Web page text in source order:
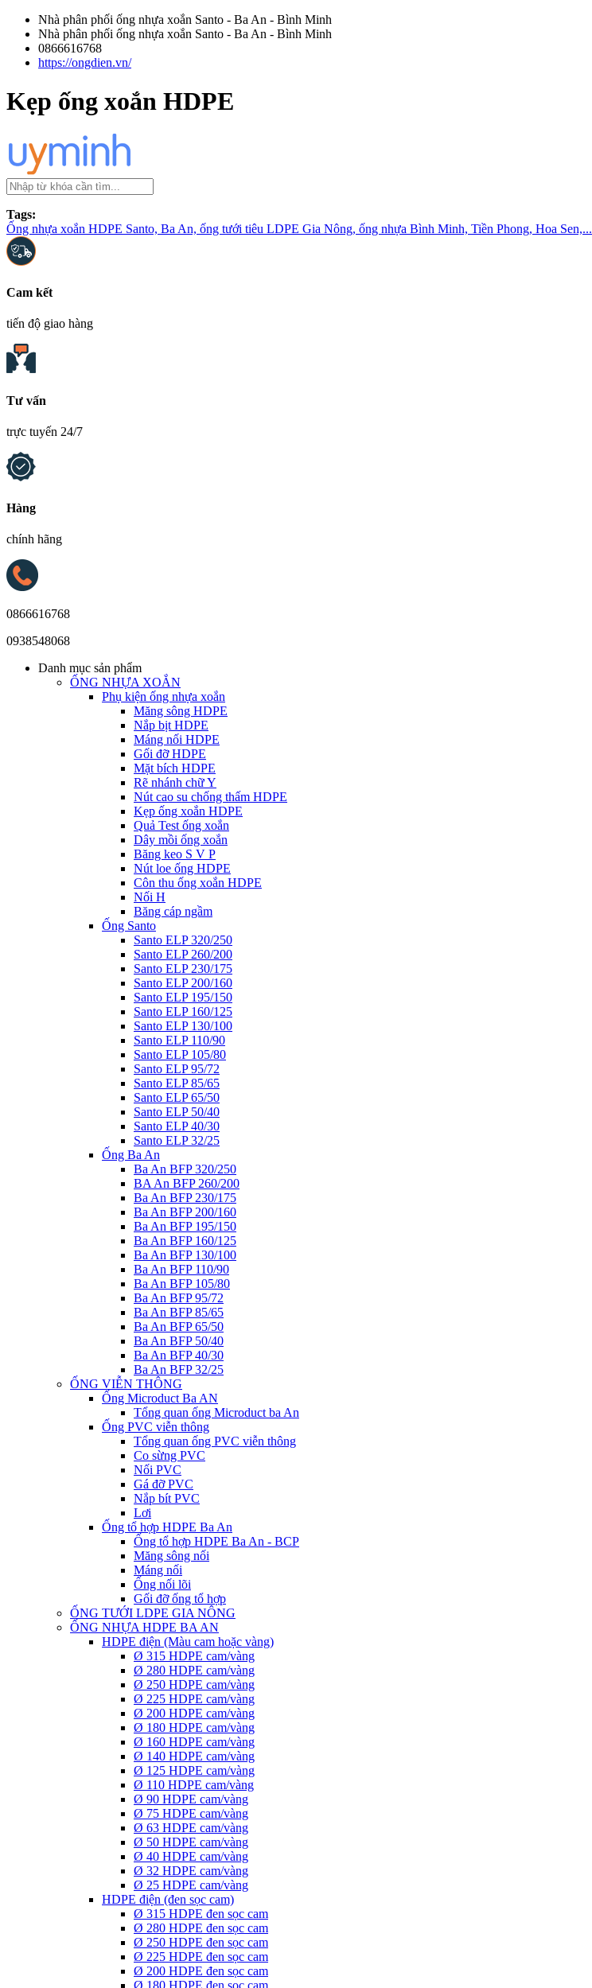
Nhà phân phối ống nhựa xoắn Santo - Ba An - Bình Minh
Nhà phân phối ống nhựa xoắn Santo - Ba An - Bình Minh
0866616768
https://ongdien.vn/
Kẹp ống xoắn HDPE
Tags:
Ống nhựa xoắn HDPE Santo, Ba An, ống tưới tiêu LDPE Gia Nông, ống nhựa Bình Minh, Tiền Phong, Hoa Sen,...
Cam kết
tiến độ giao hàng
Tư vấn
trực tuyến 24/7
Hàng
chính hãng
0866616768
0938548068
Danh mục sản phẩm
ỐNG NHỰA XOẮN
Phụ kiện ống nhựa xoắn
Măng sông HDPE
Nắp bịt HDPE
Máng nối HDPE
Gối đỡ HDPE
Mặt bích HDPE
Rẽ nhánh chữ Y
Nút cao su chống thấm HDPE
Kẹp ống xoắn HDPE
Quả Test ống xoắn
Dây mồi ống xoắn
Băng keo S V P
Nút loe ống HDPE
Côn thu ống xoắn HDPE
Nối H
Băng cáp ngầm
Ống Santo
Santo ELP 320/250
Santo ELP 260/200
Santo ELP 230/175
Santo ELP 200/160
Santo ELP 195/150
Santo ELP 160/125
Santo ELP 130/100
Santo ELP 110/90
Santo ELP 105/80
Santo ELP 95/72
Santo ELP 85/65
Santo ELP 65/50
Santo ELP 50/40
Santo ELP 40/30
Santo ELP 32/25
Ống Ba An
Ba An BFP 320/250
BA An BFP 260/200
Ba An BFP 230/175
Ba An BFP 200/160
Ba An BFP 195/150
Ba An BFP 160/125
Ba An BFP 130/100
Ba An BFP 110/90
Ba An BFP 105/80
Ba An BFP 95/72
Ba An BFP 85/65
Ba An BFP 65/50
Ba An BFP 50/40
Ba An BFP 40/30
Ba An BFP 32/25
ỐNG VIỄN THÔNG
Ống Microduct Ba AN
Tổng quan ống Microduct ba An
Ống PVC viễn thông
Tổng quan ống PVC viễn thông
Co sừng PVC
Nối PVC
Gá đỡ PVC
Nắp bít PVC
Lơi
Ống tổ hợp HDPE Ba An
Ống tổ hợp HDPE Ba An - BCP
Măng sông nối
Máng nối
Ống nối lõi
Gối đỡ ống tổ hợp
ỐNG TƯỚI LDPE GIA NÔNG
ỐNG NHỰA HDPE BA AN
HDPE điện (Màu cam hoặc vàng)
Ø 315 HDPE cam/vàng
Ø 280 HDPE cam/vàng
Ø 250 HDPE cam/vàng
Ø 225 HDPE cam/vàng
Ø 200 HDPE cam/vàng
Ø 180 HDPE cam/vàng
Ø 160 HDPE cam/vàng
Ø 140 HDPE cam/vàng
Ø 125 HDPE cam/vàng
Ø 110 HDPE cam/vàng
Ø 90 HDPE cam/vàng
Ø 75 HDPE cam/vàng
Ø 63 HDPE cam/vàng
Ø 50 HDPE cam/vàng
Ø 40 HDPE cam/vàng
Ø 32 HDPE cam/vàng
Ø 25 HDPE cam/vàng
HDPE điện (đen sọc cam)
Ø 315 HDPE đen sọc cam
Ø 280 HDPE đen sọc cam
Ø 250 HDPE đen sọc cam
Ø 225 HDPE đen sọc cam
Ø 200 HDPE đen sọc cam